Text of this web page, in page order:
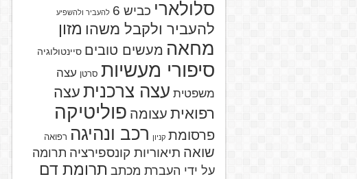
סלולארי כביש 6 להעביר ולהשפיע
להעביר ולקבל משהו מזון
מחאה מעשים טובים סיינטולוגיה
סיפורי מעשיות סרטן עצה
משפטית עצה צרכנית עצה
רפואית עצומה פוליטיקה
פרסומת קניון רכב ונהיגה רפואה
שואה תיאוריות קונספירציה תרומה
על ידי העברת מכתב תרומת דם